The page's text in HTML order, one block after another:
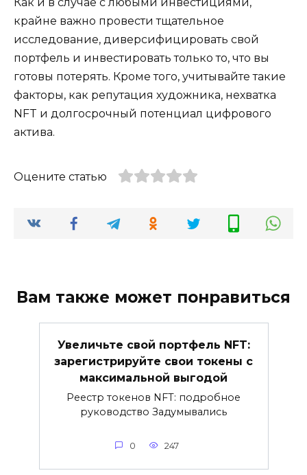
крайне важно провести тщательное
исследование, диверсифицировать свой
портфель и инвестировать только то, что вы
готовы потерять. Кроме того, учитывайте такие
факторы, как репутация художника, нехватка
NFT и долгосрочный потенциал цифрового
актива.
Оцените статью
Вам также может понравиться
Увеличьте свой портфель NFT:
зарегистрируйте свои токены с
максимальной выгодой
Реестр токенов NFT: подробное
руководство Задумывались
0 247